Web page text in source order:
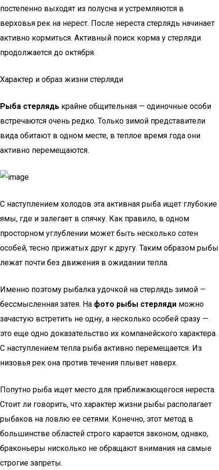
постепенно выходят из полусна и устремляются в
верховья рек на нерест. После нереста стерлядь начинает
активно кормиться. Активный поиск корма у стерляди
продолжается до октября.
Характер и образ жизни стерляди
Рыба стерлядь крайне общительная — одиночные особи
встречаются очень редко. Только зимой представители
вида обитают в одном месте, в теплое время года они
активно перемещаются.
С наступлением холодов эта активная рыба ищет глубокие
ямы, где и залегает в спячку. Как правило, в одном
просторном углублении может быть несколько сотен
особей, тесно прижатых друг к другу. Таким образом рыбы
лежат почти без движения в ожидании тепла.
Именно поэтому рыбалка удочкой на стерлядь зимой —
бессмысленная затея. На фото рыбы стерляди можно
зачастую встретить не одну, а несколько особей сразу —
это еще одно доказательство их компанейского характера.
С наступлением тепла рыба активно перемещается. Из
низовья рек она против течения плывет наверх.
Попутно рыба ищет место для приближающегося нереста.
Стоит ли говорить, что характер жизни рыбы располагает
рыбаков на ловлю ее сетями. Конечно, этот метод в
большинстве областей строго карается законом, однако,
браконьеры нисколько не обращают внимания на самые
строгие запреты.